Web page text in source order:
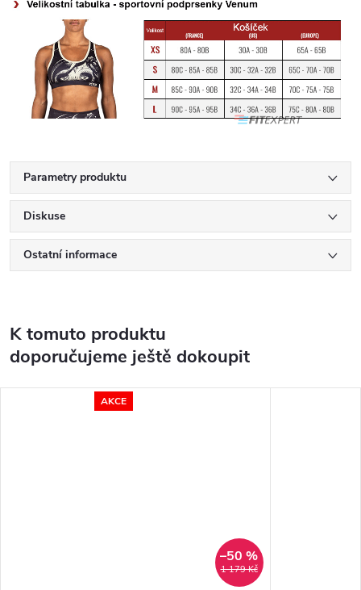
Parametry produktu
Diskuse
Ostatní informace
K tomuto produktu
doporučujeme ještě dokoupit
AKCE
1 179 Kč
–50 %